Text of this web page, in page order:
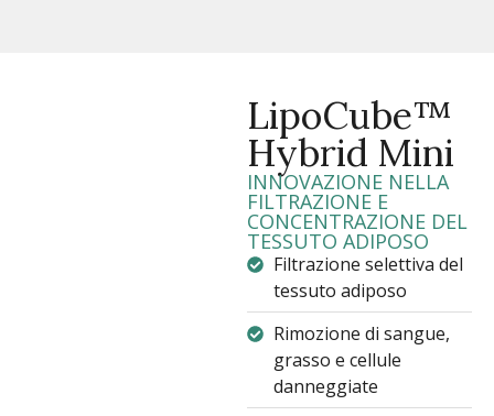
LipoCube™
Hybrid Mini
INNOVAZIONE NELLA
FILTRAZIONE E
CONCENTRAZIONE DEL
TESSUTO ADIPOSO
Filtrazione selettiva del
tessuto adiposo
Rimozione di sangue,
grasso e cellule
danneggiate